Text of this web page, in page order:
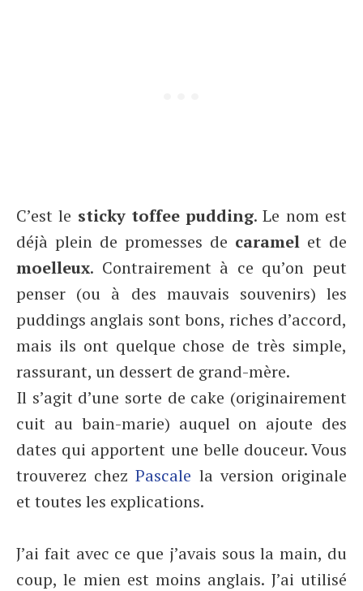
C’est le sticky toffee pudding. Le nom est
déjà plein de promesses de caramel et de
moelleux. Contrairement à ce qu’on peut
penser (ou à des mauvais souvenirs) les
puddings anglais sont bons, riches d’accord,
mais ils ont quelque chose de très simple,
rassurant, un dessert de grand-mère.
Il s’agit d’une sorte de cake (originairement
cuit au bain-marie) auquel on ajoute des
dates qui apportent une belle douceur. Vous
trouverez chezPascale la version originale
et toutes les explications.
J’ai fait avec ce que j’avais sous la main, du
coup, le mien est moins anglais. J’ai utilisé